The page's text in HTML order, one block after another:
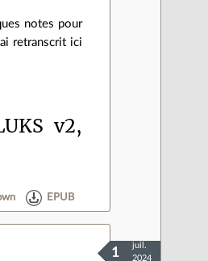
notes pour
retranscrit ici
v2,
EPUB
1
juil.
2024